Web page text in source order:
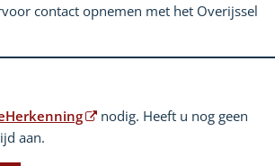
contact opnemen met het Overijssel
nodig. Heeft u nog geen
aan.